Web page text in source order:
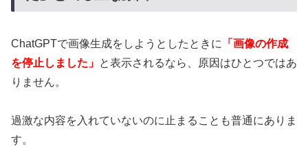
ChatGPTで画像生成をしようとしたときに
「画像の作成
を停止しました」 と表示されるなら、原因はひとつではあ
りません。
過激な内容を入れていないのに止まることも普通にありま
す。